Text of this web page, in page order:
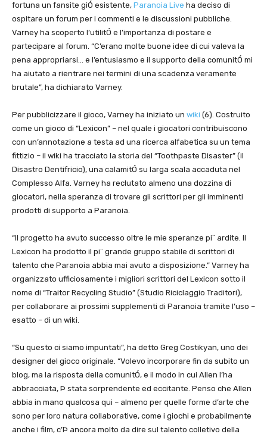
fortuna un fansite giÓ esistente, Paranoia Live ha deciso di
ospitare un forum per i commenti e le discussioni pubbliche.
Varney ha scoperto l’utilitÓ e l’importanza di postare e
partecipare al forum. “C’erano molte buone idee di cui valeva la
pena appropriarsi… e l’entusiasmo e il supporto della comunitÓ mi
ha aiutato a rientrare nei termini di una scadenza veramente
brutale”, ha dichiarato Varney.
Per pubblicizzare il gioco, Varney ha iniziato un wiki (6). Costruito
come un gioco di “Lexicon” – nel quale i giocatori contribuiscono
con un’annotazione a testa ad una ricerca alfabetica su un tema
fittizio – il wiki ha tracciato la storia del “Toothpaste Disaster” (il
Disastro Dentifricio), una calamitÓ su larga scala accaduta nel
Complesso Alfa. Varney ha reclutato almeno una dozzina di
giocatori, nella speranza di trovare gli scrittori per gli imminenti
prodotti di supporto a Paranoia.
“Il progetto ha avuto successo oltre le mie speranze pi¨ ardite. Il
Lexicon ha prodotto il pi¨ grande gruppo stabile di scrittori di
talento che Paranoia abbia mai avuto a disposizione.” Varney ha
organizzato ufficiosamente i migliori scrittori del Lexicon sotto il
nome di “Traitor Recycling Studio” (Studio Riciclaggio Traditori),
per collaborare ai prossimi supplementi di Paranoia tramite l’uso –
esatto – di un wiki.
“Su questo ci siamo impuntati”, ha detto Greg Costikyan, uno dei
designer del gioco originale. “Volevo incorporare fin da subito un
blog, ma la risposta della comunitÓ, e il modo in cui Allen l’ha
abbracciata, Þ stata sorprendente ed eccitante. Penso che Allen
abbia in mano qualcosa qui – almeno per quelle forme d’arte che
sono per loro natura collaborative, come i giochi e probabilmente
anche i film, c’Þ ancora molto da dire sul talento colletivo della